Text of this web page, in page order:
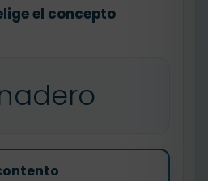
el concepto